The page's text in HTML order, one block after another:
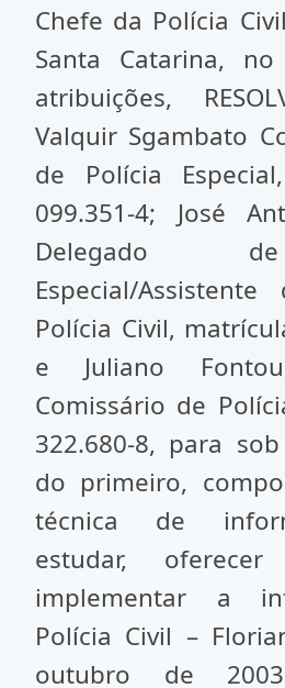
Chefe da Polícia
Santa Catarina,
atribuições,
Valquir Sgambato
de Polícia
099.351-4; José
Delegado
Especial/
Polícia Civil,
e Juliano
Comissário de
322.680-8, para
do primeiro,
técnica de
estudar,
implementar a
Polícia Civil –
outubro de